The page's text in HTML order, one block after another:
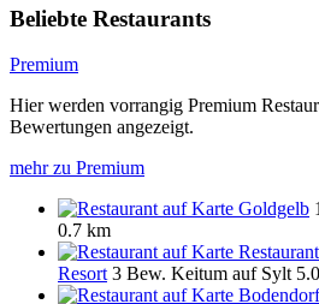
Beliebte Restaurants
Premium
Hier werden vorrangig Premium
Bewertungen angezeigt.
mehr zu Premium
Goldgelb
0.7 km
Resort 3 Bew. Keitum auf Sylt